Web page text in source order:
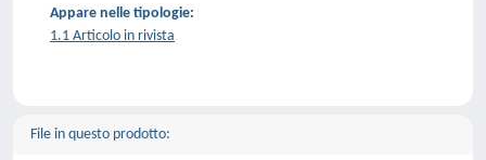
Appare nelle tipologie:
1.1 Articolo in rivista
File in questo prodotto: